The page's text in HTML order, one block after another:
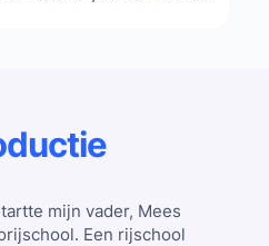
mijn vader, Mees
Een rijschool